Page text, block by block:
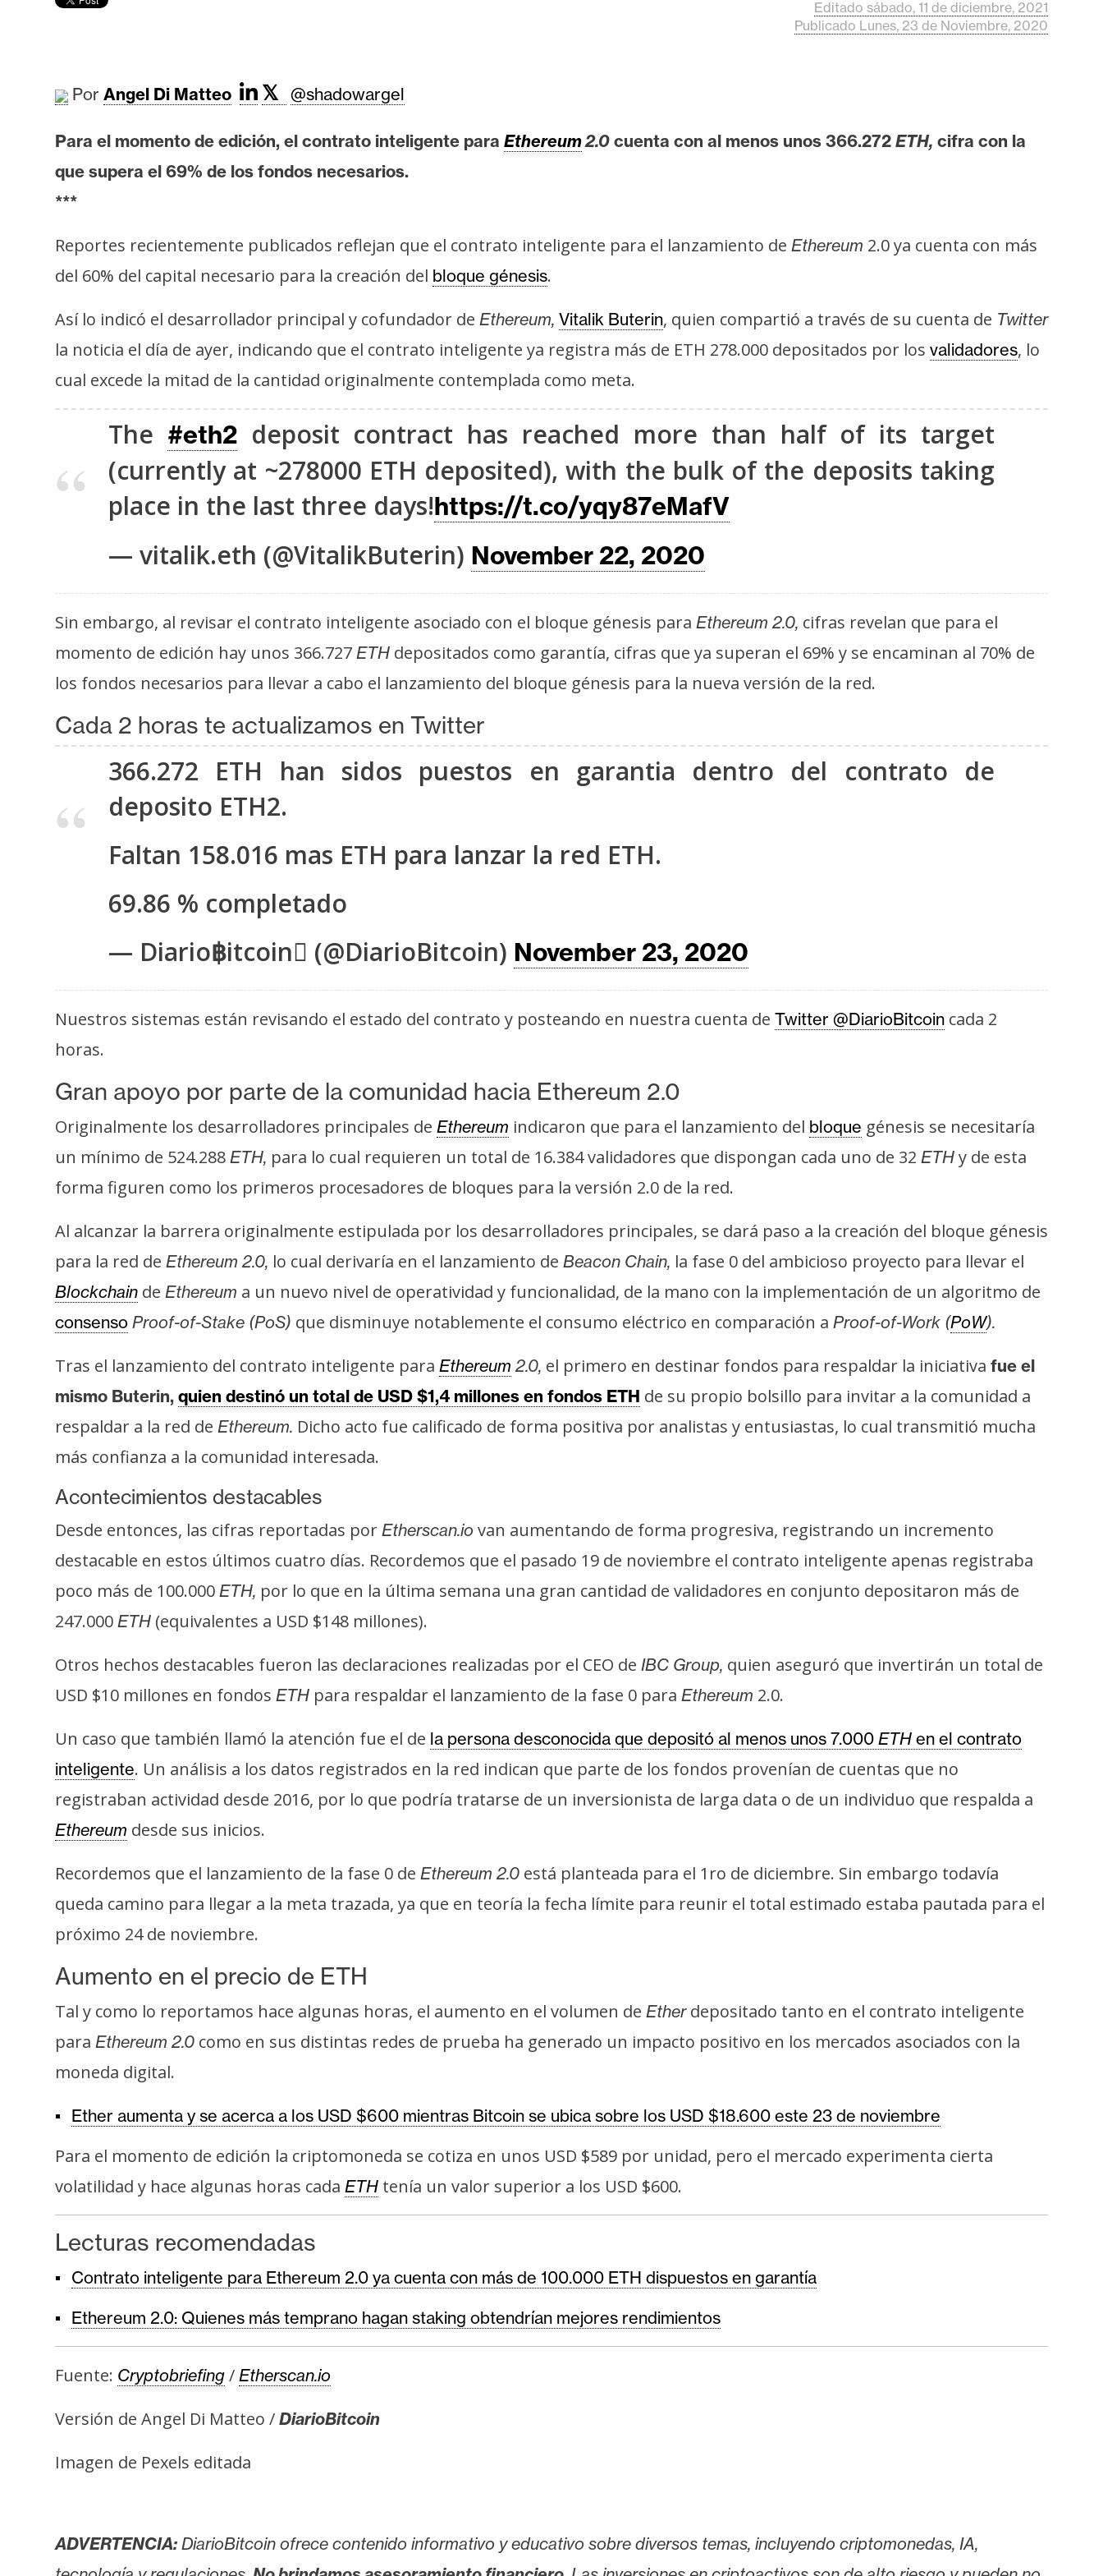
o
s
B
i
c
i
E
t
h
e
u
A
A
n
l
i
s
P
r
n
a
T
m
a
s
e
c
r
s
s
C
n
t
c
t
y
u
b
l
i
c
d
a
Editado sábado, 11 de diciembre, 2021
Publicado Lunes, 23 de Noviembre, 2020
Por Angel Di Matteo 𝕏 @shadowargel
Para el momento de edición, el contrato inteligente para Ethereum2.0 cuenta con al menos unos 366.272 ETH, cifra con la
que supera el 69% de los fondos necesarios.
***
Reportes recientemente publicados reflejan que el contrato inteligente para el lanzamiento de Ethereum 2.0 ya cuenta con más
del 60% del capital necesario para la creación del bloque génesis.
Así lo indicó el desarrollador principal y cofundador de Ethereum, Vitalik Buterin, quien compartió a través de su cuenta de Twitter
la noticia el día de ayer, indicando que el contrato inteligente ya registra más de ETH 278.000 depositados por los validadores, lo
cual excede la mitad de la cantidad originalmente contemplada como meta.
The #eth2deposit contract has reached more than half of its target
(currently at ~278000 ETH deposited), with the bulk of the deposits taking
place in the last three days!https://t.co/yqy87eMafV
— vitalik.eth (@VitalikButerin) November 22, 2020
Sin embargo, al revisar el contrato inteligente asociado con el bloque génesis para Ethereum 2.0, cifras revelan que para el
momento de edición hay unos 366.727 ETH depositados como garantía, cifras que ya superan el 69% y se encaminan al 70% de
los fondos necesarios para llevar a cabo el lanzamiento del bloque génesis para la nueva versión de la red.
Cada 2 horas te actualizamos en Twitter
366.272 ETH han sidos puestos en garantia dentro del contrato de
deposito ETH2.
Faltan 158.016 mas ETH para lanzar la red ETH.
69.86 % completado
— Diario฿itcoin (@DiarioBitcoin) November 23, 2020
Nuestros sistemas están revisando el estado del contrato y posteando en nuestra cuenta de Twitter @DiarioBitcoin cada 2
horas.
Gran apoyo por parte de la comunidad hacia Ethereum 2.0
Originalmente los desarrolladores principales de Ethereum indicaron que para el lanzamiento del bloque génesis se necesitaría
un mínimo de 524.288 ETH, para lo cual requieren un total de 16.384 validadores que dispongan cada uno de 32 ETH y de esta
forma figuren como los primeros procesadores de bloques para la versión 2.0 de la red.
Al alcanzar la barrera originalmente estipulada por los desarrolladores principales, se dará paso a la creación del bloque génesis
para la red de Ethereum 2.0, lo cual derivaría en el lanzamiento de Beacon Chain, la fase 0 del ambicioso proyecto para llevar el
Blockchain de Ethereum a un nuevo nivel de operatividad y funcionalidad, de la mano con la implementación de un algoritmo de
consenso Proof-of-Stake (PoS) que disminuye notablemente el consumo eléctrico en comparación a Proof-of-Work (PoW).
Tras el lanzamiento del contrato inteligente para Ethereum 2.0, el primero en destinar fondos para respaldar la iniciativa fue el
mismo Buterin, quien destinó un total de USD $1,4 millones en fondos ETH de su propio bolsillo para invitar a la comunidad a
respaldar a la red de Ethereum. Dicho acto fue calificado de forma positiva por analistas y entusiastas, lo cual transmitió mucha
más confianza a la comunidad interesada.
Acontecimientos destacables
Desde entonces, las cifras reportadas por Etherscan.io van aumentando de forma progresiva, registrando un incremento
destacable en estos últimos cuatro días. Recordemos que el pasado 19 de noviembre el contrato inteligente apenas registraba
poco más de 100.000 ETH, por lo que en la última semana una gran cantidad de validadores en conjunto depositaron más de
247.000 ETH (equivalentes a USD $148 millones).
Otros hechos destacables fueron las declaraciones realizadas por el CEO de IBC Group, quien aseguró que invertirán un total de
USD $10 millones en fondos ETH para respaldar el lanzamiento de la fase 0 para Ethereum 2.0.
Un caso que también llamó la atención fue el de la persona desconocida que depositó al menos unos 7.000 ETH en el contrato
inteligente. Un análisis a los datos registrados en la red indican que parte de los fondos provenían de cuentas que no
registraban actividad desde 2016, por lo que podría tratarse de un inversionista de larga data o de un individuo que respalda a
Ethereum desde sus inicios.
Recordemos que el lanzamiento de la fase 0 de Ethereum 2.0 está planteada para el 1ro de diciembre. Sin embargo todavía
queda camino para llegar a la meta trazada, ya que en teoría la fecha límite para reunir el total estimado estaba pautada para el
próximo 24 de noviembre.
Aumento en el precio de ETH
Tal y como lo reportamos hace algunas horas, el aumento en el volumen de Etherdepositado tanto en el contrato inteligente
para Ethereum 2.0 como en sus distintas redes de prueba ha generado un impacto positivo en los mercados asociados con la
moneda digital.
Ether aumenta y se acerca a los USD $600 mientras Bitcoin se ubica sobre los USD $18.600 este 23 de noviembre
Para el momento de edición la criptomoneda se cotiza en unos USD $589 por unidad, pero el mercado experimenta cierta
volatilidad y hace algunas horas cada ETH tenía un valor superior a los USD $600.
Lecturas recomendadas
Contrato inteligente para Ethereum 2.0 ya cuenta con más de 100.000 ETH dispuestos en garantía
Ethereum 2.0: Quienes más temprano hagan staking obtendrían mejores rendimientos
Fuente: Cryptobriefing / Etherscan.io
Versión de Angel Di Matteo / DiarioBitcoin
Imagen de Pexels editada
ADVERTENCIA: DiarioBitcoin ofrece contenido informativo y educativo sobre diversos temas, incluyendo criptomonedas, IA,